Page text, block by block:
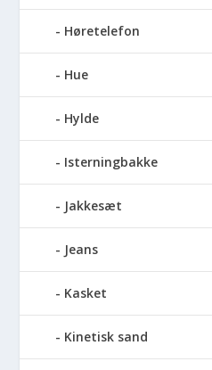
Høretelefon
Hue
Hylde
Isterningbakke
Jakkesæt
Jeans
Kasket
Kinetisk sand